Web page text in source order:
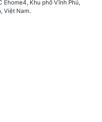
Ehome4, Khu phố Vĩnh Phú,
Việt Nam.